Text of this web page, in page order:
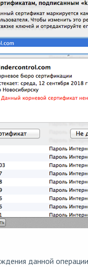
данной